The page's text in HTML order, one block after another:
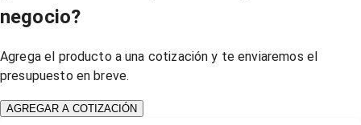
negocio?
Agrega el producto a una cotización y te enviaremos el
presupuesto en breve.
AGREGAR A COTIZACIÓN